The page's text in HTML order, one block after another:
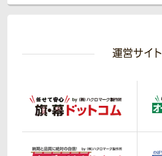
運営サイト